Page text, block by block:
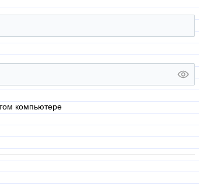
компьютере